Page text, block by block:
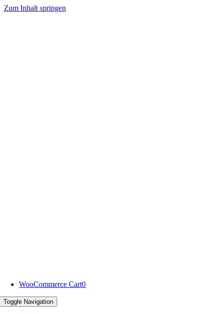
Zum Inhalt springen
WooCommerce Cart0
Toggle Navigation